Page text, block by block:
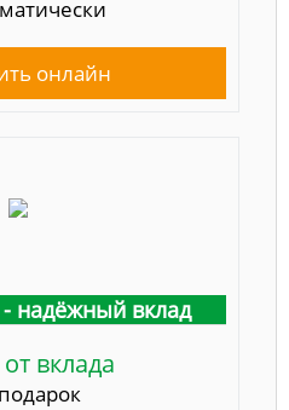
онлайн
надёжный вклад
вклада